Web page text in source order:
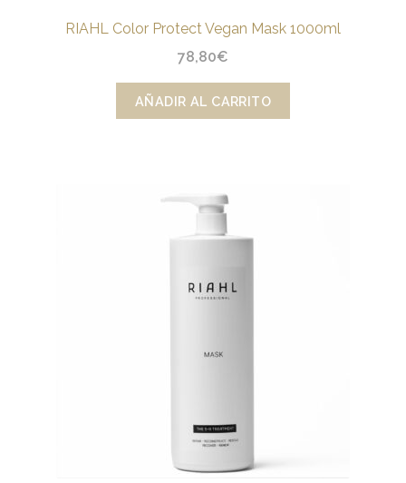
RIAHL Color Protect Vegan Mask 1000ml
78,80€
AÑADIR AL CARRITO